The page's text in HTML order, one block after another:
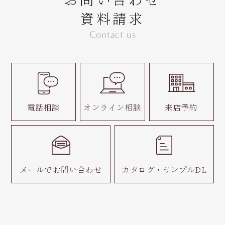
資料請求
Contact us
電話相談 オンライン相談 来店予約
メールでお問い合わせ カタログ・ サンプルDL